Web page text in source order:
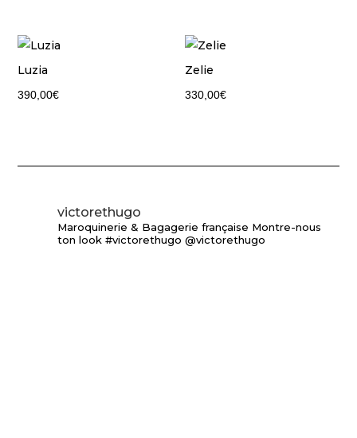
Luzia
390,00€
Zelie
330,00€
victorethugo
Maroquinerie & Bagagerie française Montre-nous
ton look #victorethugo @victorethugo